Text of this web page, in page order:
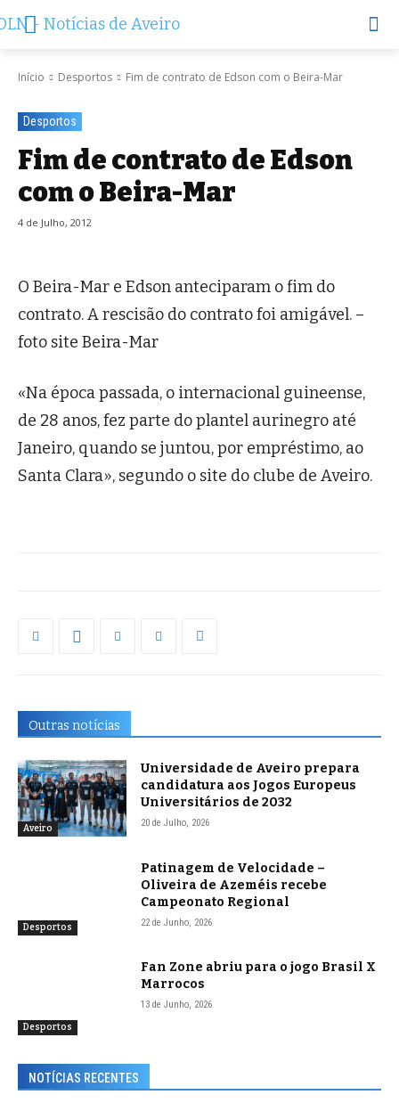
Início Desportos Fim de contrato de Edson com o Beira-Mar
Desportos
Fim de contrato de Edson
com o Beira-Mar
4 de Julho, 2012
O Beira-Mar e Edson anteciparam o fim do
contrato. A rescisão do contrato foi amigável. –
foto site Beira-Mar
«Na época passada, o internacional guineense,
de 28 anos, fez parte do plantel aurinegro até
Janeiro, quando se juntou, por empréstimo, ao
Santa Clara», segundo o site do clube de Aveiro.
Outras notícias
Aveiro
Universidade de Aveiro prepara
candidatura aos Jogos Europeus
Universitários de 2032
20 de Julho, 2026
Desportos
Patinagem de Velocidade –
Oliveira de Azeméis recebe
Campeonato Regional
22 de Junho, 2026
Desportos
Fan Zone abriu para o jogo Brasil X
Marrocos
13 de Junho, 2026
NOTÍCIAS RECENTES